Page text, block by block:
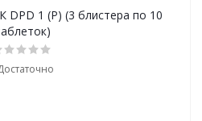
1 (Р) (3 блистера по 10